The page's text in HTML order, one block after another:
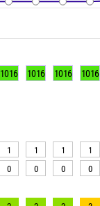
1016 1016 1016 1016
1 1 1 1
0 0 0 0